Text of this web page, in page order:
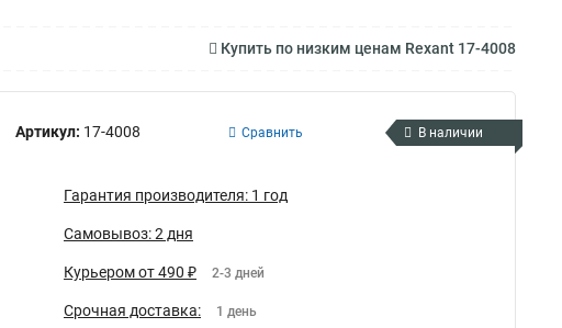
Купить по низким ценам Rexant 17-4008
Артикул: 17-4008 Сравнить В наличии
Гарантия производителя: 1 год
Самовывоз: 2 дня
Курьером от 490 ₽ 2-3 дней
Срочная доставка: 1 день